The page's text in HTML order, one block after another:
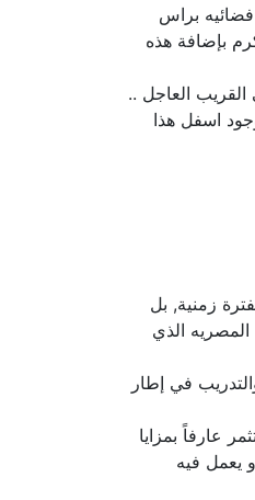
فضائيه براس
بإضافة هذه
العاجل ..
اسفل هذا
زمنية, بل
الذي
في إطار
عارفاً بمزايا
يعمل فيه